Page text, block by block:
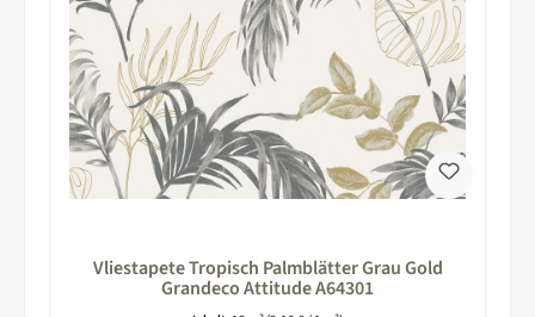
Vliestapete Tropisch Palmblätter Grau Gold
Grandeco Attitude A64301